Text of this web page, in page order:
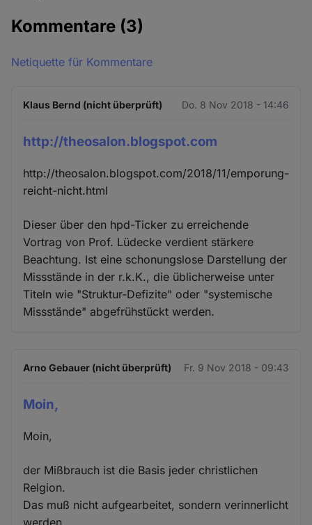
Kommentare (3)
Netiquette für Kommentare
Klaus Bernd (nicht überprüft) Do. 8 Nov 2018 - 14:46
http://theosalon.blogspot.com
http://theosalon.blogspot.com/2018/11/emporung-
reicht-nicht.html
Dieser über den hpd-Ticker zu erreichende
Vortrag von Prof. Lüdecke verdient stärkere
Beachtung. Ist eine schonungslose Darstellung der
Missstände in der r.k.K., die üblicherweise unter
Titeln wie "Struktur-Defizite" oder "systemische
Missstände" abgefrühstückt werden.
Arno Gebauer (nicht überprüft) Fr. 9 Nov 2018 - 09:43
Moin,
Moin,
der Mißbrauch ist die Basis jeder christlichen
Relgion.
Das muß nicht aufgearbeitet, sondern verinnerlicht
werden.